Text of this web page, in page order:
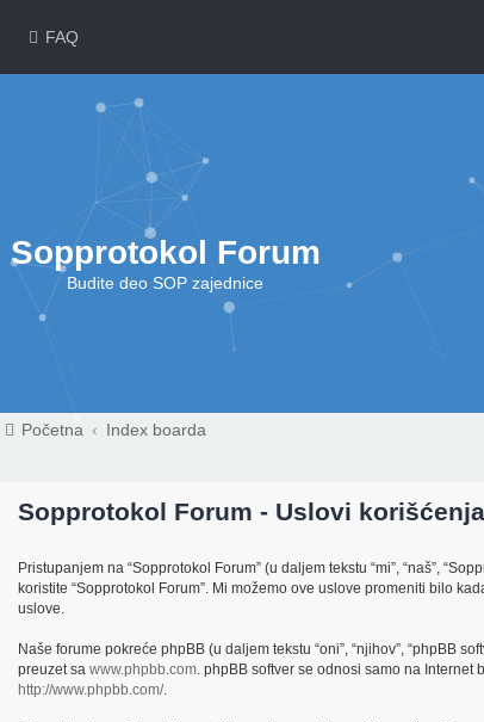
FAQ
Sopprotokol Forum
Budite deo SOP zajednice
Početna Index boarda
Sopprotokol Forum - Uslovi korišćenja
Pristupanjem na “Sopprotokol Forum” (u daljem tekstu “mi”, “naš”,
koristite “Sopprotokol Forum”. Mi možemo ove uslove promeniti bilo
uslove.
Naše forume pokreće phpBB (u daljem tekstu “oni”, “njihov”, “phpBB
preuzet sa www.phpbb.com. phpBB softver se odnosi samo na
http://www.phpbb.com/.